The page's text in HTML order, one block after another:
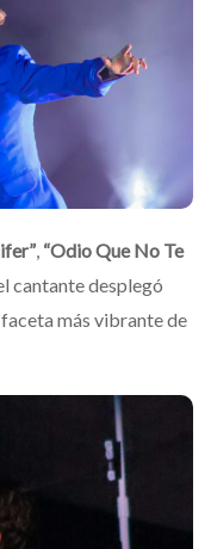
, “Odio Que No Te
cantante desplegó
más vibrante de